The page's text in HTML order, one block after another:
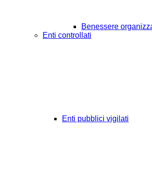
Benessere
Enti controllati
Enti pubblici vigilati